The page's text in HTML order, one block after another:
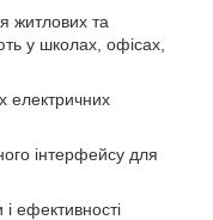
житлових та
у школах, офісах,
електричних
інтерфейсу для
ефективності